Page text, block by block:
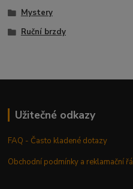
Mystery
Ruční brzdy
Užitečné odkazy
FAQ - Často kladené dotazy
Obchodní podmínky a reklamační